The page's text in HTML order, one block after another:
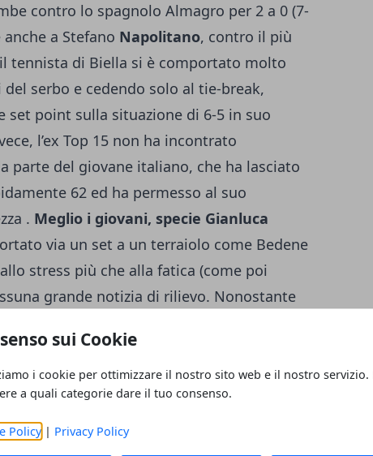
sui Cookie
i cookie per ottimizzare il nostro sito web e il nostro servizio.
a quali categorie dare il tuo consenso.
Policy| Privacy Policy
contro lo spagnolo Almagro per 2 a 0 (7-
a Stefano Napolitano, contro il più
tennista di Biella si è comportato molto
serbo e cedendo solo al tie-break,
set point sulla situazione di 6-5 in suo
l’ex Top 15 non ha incontrato
parte del giovane italiano, che ha lasciato
62 ed ha permesso al suo
. Meglio i giovani, specie Gianluca
via un set a un terraiolo come Bedene
stress più che alla fatica (come poi
grande notizia di rilievo. Nonostante
favoriti di giornata.
Goffin su Bellucci per 6-7,. 6-3, 6-4.
avanti facilmente, Venus Williams al